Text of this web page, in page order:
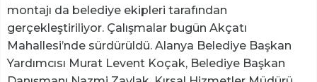
montajı da belediye ekipleri tarafından
gerçekleştiriliyor. Çalışmalar bugün Akçatı
Mahallesi’nde sürdürüldü. Alanya Belediye Başkan
Yardımcısı Murat Levent Koçak, Belediye Başkan